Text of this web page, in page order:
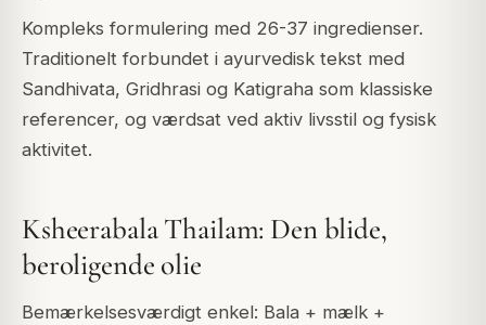
Kompleks formulering med 26-37 ingredienser.
Traditionelt forbundet i ayurvedisk tekst med
Sandhivata, Gridhrasi og Katigraha som klassiske
referencer, og værdsat ved aktiv livsstil og fysisk
aktivitet.
Ksheerabala Thailam: Den blide,
beroligende olie
Bemærkelsesværdigt enkel: Bala + mælk +